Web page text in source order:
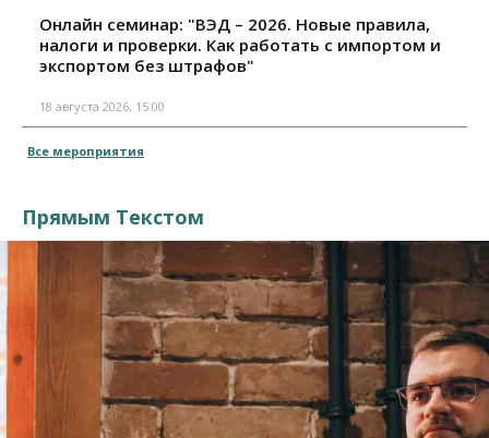
Онлайн семинар: "ВЭД – 2026. Новые правила,
налоги и проверки. Как работать с импортом и
экспортом без штрафов"
18 августа 2026, 15:00
Все мероприятия
Прямым Текстом